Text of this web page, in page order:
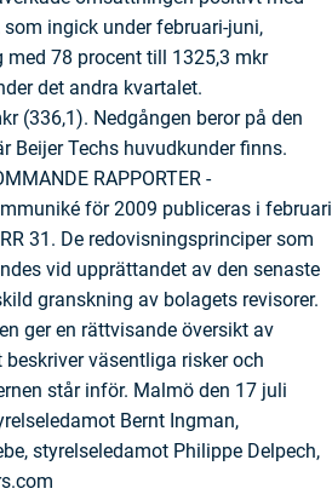
ingick under februari-juni,
78 procent till 1325,3 mkr
det andra kvartalet.
(336,1). Nedgången beror på den
Techs huvudkunder finns.
RAPPORTER -
för 2009 publiceras i februari
31. De redovisningsprinciper som
vid upprättandet av den senaste
granskning av bolagets revisorer.
ger en rättvisande översikt av
väsentliga risker och
står inför. Malmö den 17 juli
Bernt Ingman,
styrelseledamot Philippe Delpech,